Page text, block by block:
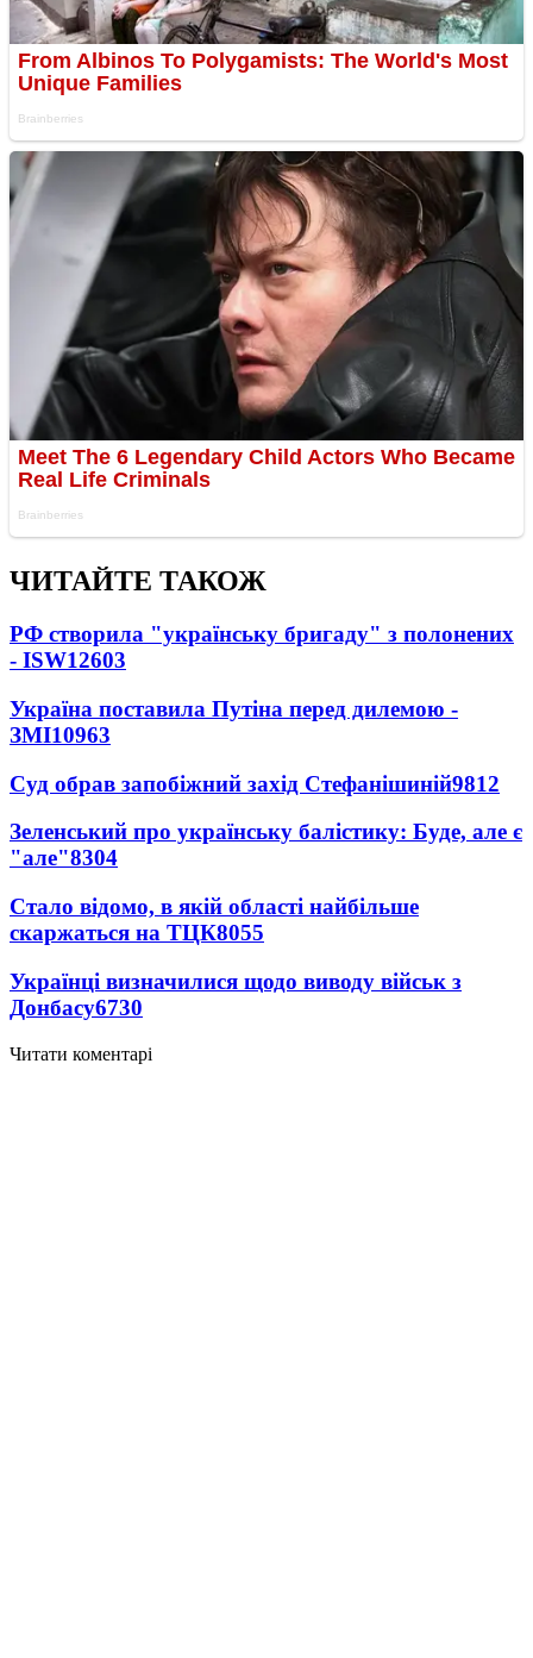
ЧИТАЙТЕ ТАКОЖ
РФ створила "українську бригаду" з полонених
- ISW12603
Україна поставила Путіна перед дилемою -
ЗМІ10963
Суд обрав запобіжний захід Стефанішиній9812
Зеленський про українську балістику: Буде, але є
"але"8304
Стало відомо, в якій області найбільше
скаржаться на ТЦК8055
Українці визначилися щодо виводу військ з
Донбасу6730
Читати коментарі